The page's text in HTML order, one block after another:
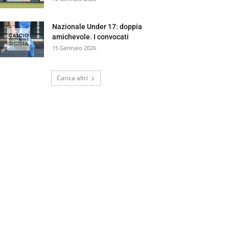
Nazionale Under 17: doppia
amichevole. I convocati
15 Gennaio 2026
Carica altri